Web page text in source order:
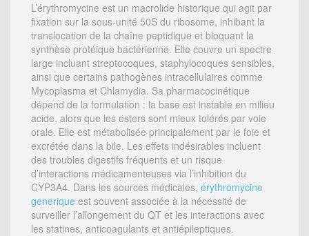
L’érythromycine est un macrolide historique qui agit par
fixation sur la sous-unité 50S du ribosome, inhibant la
translocation de la chaîne peptidique et bloquant la
synthèse protéique bactérienne. Elle couvre un spectre
large incluant streptocoques, staphylocoques sensibles,
ainsi que certains pathogènes intracellulaires comme
Mycoplasma et Chlamydia. Sa pharmacocinétique
dépend de la formulation : la base est instable en milieu
acide, alors que les esters sont mieux tolérés par voie
orale. Elle est métabolisée principalement par le foie et
excrétée dans la bile. Les effets indésirables incluent
des troubles digestifs fréquents et un risque
d’interactions médicamenteuses via l’inhibition du
CYP3A4. Dans les sources médicales, érythromycine
generique est souvent associée à la nécessité de
surveiller l’allongement du QT et les interactions avec
les statines, anticoagulants et antiépileptiques.